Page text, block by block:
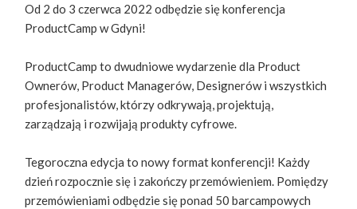
Od 2 do 3 czerwca 2022 odbędzie się konferencja
ProductCamp w Gdyni!
ProductCamp to dwudniowe wydarzenie dla Product
Ownerów, Product Managerów, Designerów i wszystkich
profesjonalistów, którzy odkrywają, projektują,
zarządzają i rozwijają produkty cyfrowe.
Tegoroczna edycja to nowy format konferencji! Każdy
dzień rozpocznie się i zakończy przemówieniem. Pomiędzy
przemówieniami odbędzie się ponad 50 barcampowych